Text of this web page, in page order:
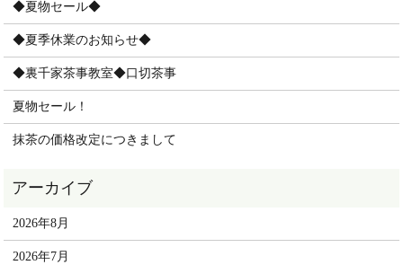
◆夏物セール◆
◆夏季休業のお知らせ◆
◆裏千家茶事教室◆口切茶事
夏物セール！
抹茶の価格改定につきまして
2026年8月
2026年7月